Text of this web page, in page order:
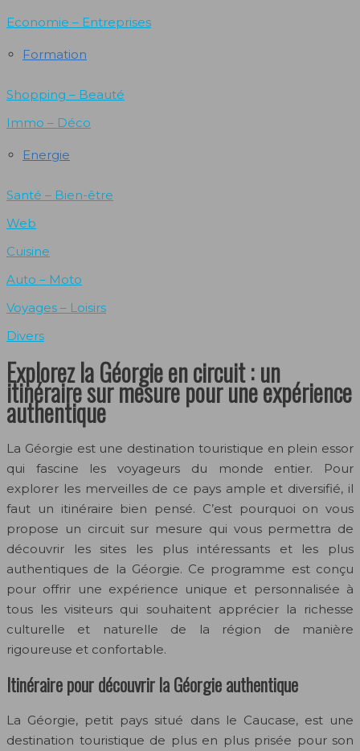
Economie – Entreprises
Formation
Shopping – Beauté
Immo – Déco
Energie
Santé – Bien-être
Web
Cuisine
Auto – Moto
Voyages – Loisirs
Divers
Explorez la Géorgie en circuit : un
itinéraire sur mesure pour une expérience
authentique
La Géorgie est une destination touristique en plein essor
qui fascine les voyageurs du monde entier. Pour
explorer les merveilles de ce pays ample et diversifié, il
faut un itinéraire bien pensé. C’est pourquoi on vous
propose un circuit sur mesure qui vous permettra de
découvrir les sites les plus intéressants et les plus
authentiques de la Géorgie. Ce programme est conçu
pour offrir une expérience unique et personnalisée à
tous les visiteurs qui souhaitent apprécier la richesse
culturelle et naturelle de la région de manière
rigoureuse et confortable.
Itinéraire pour découvrir la Géorgie authentique
La Géorgie, petit pays situé dans le Caucase, est une
destination touristique de plus en plus prisée pour son